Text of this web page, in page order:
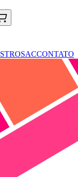
SACCONTATO